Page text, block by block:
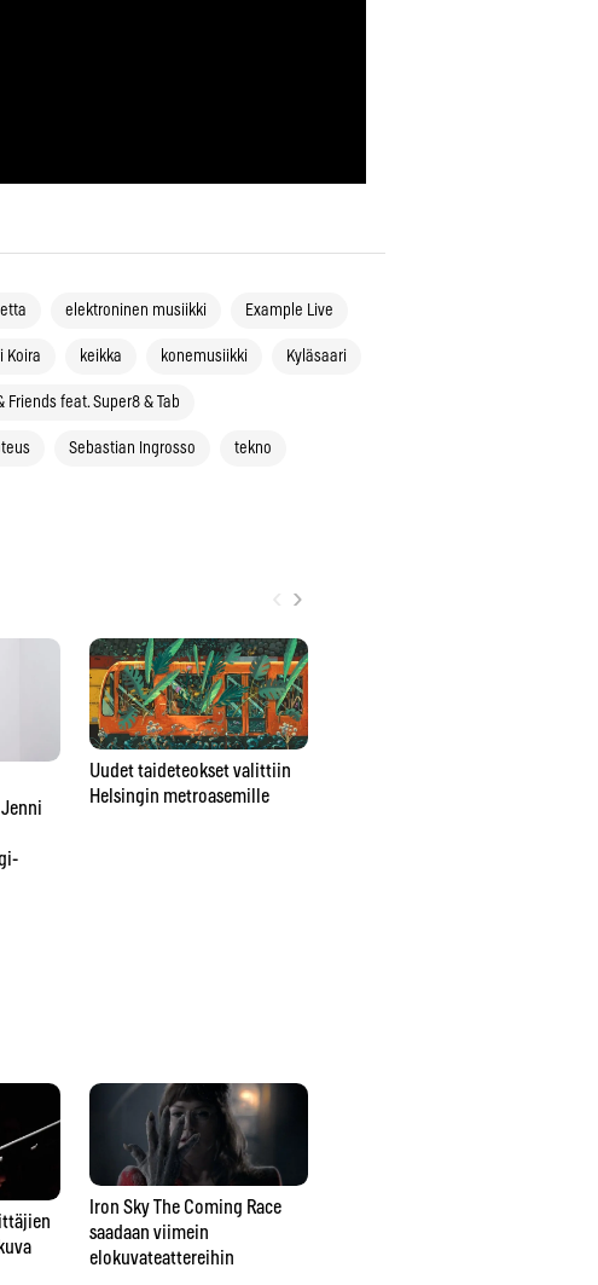
elektroninen musiikki Example Live
Koira keikka konemusiikki Kyläsaari
Friends feat. Super8 & Tab
Sebastian Ingrosso tekno
›
Uudet taideteokset valittiin
Helsingin metroasemille
Iron Sky The Coming Race
saadaan viimein
elokuvateattereihin